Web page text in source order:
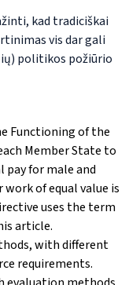
kad tradiciškai
vis dar gali
politikos požiūrio
Functioning of the
Member State to
for male and
of equal value is
uses the term
article.
with different
requirements.